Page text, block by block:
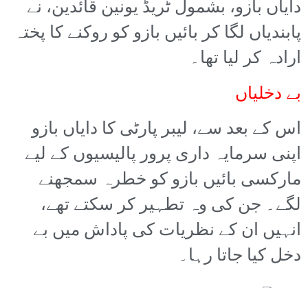
دایاں بازو، بشمول ٹریڈ یونین قائدین، نے
پابندیاں لگا کر بائیں بازو کو روکنے کا پختہ
ارادہ کر لیا تھا۔
بے دخلیاں
اس کے بعد سے، لیبر پارٹی کا دایاں بازو
اپنی سرمایہ داری پرور پالیسیوں کے لیے
مارکسی بائیں بازو کو خطرہ سمجھنے
لگے۔ جن کی وہ تطہیر کر سکتے تھے،
انہیں ان کے نظریات کی پاداش میں بے
دخل کیا جاتا رہا۔